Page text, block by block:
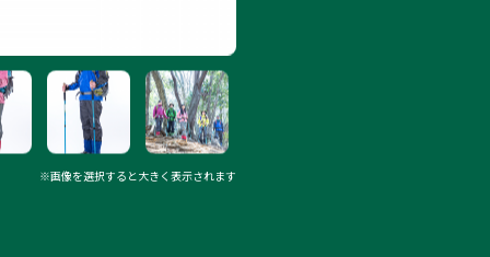
※画像を選択すると大きく表示されます